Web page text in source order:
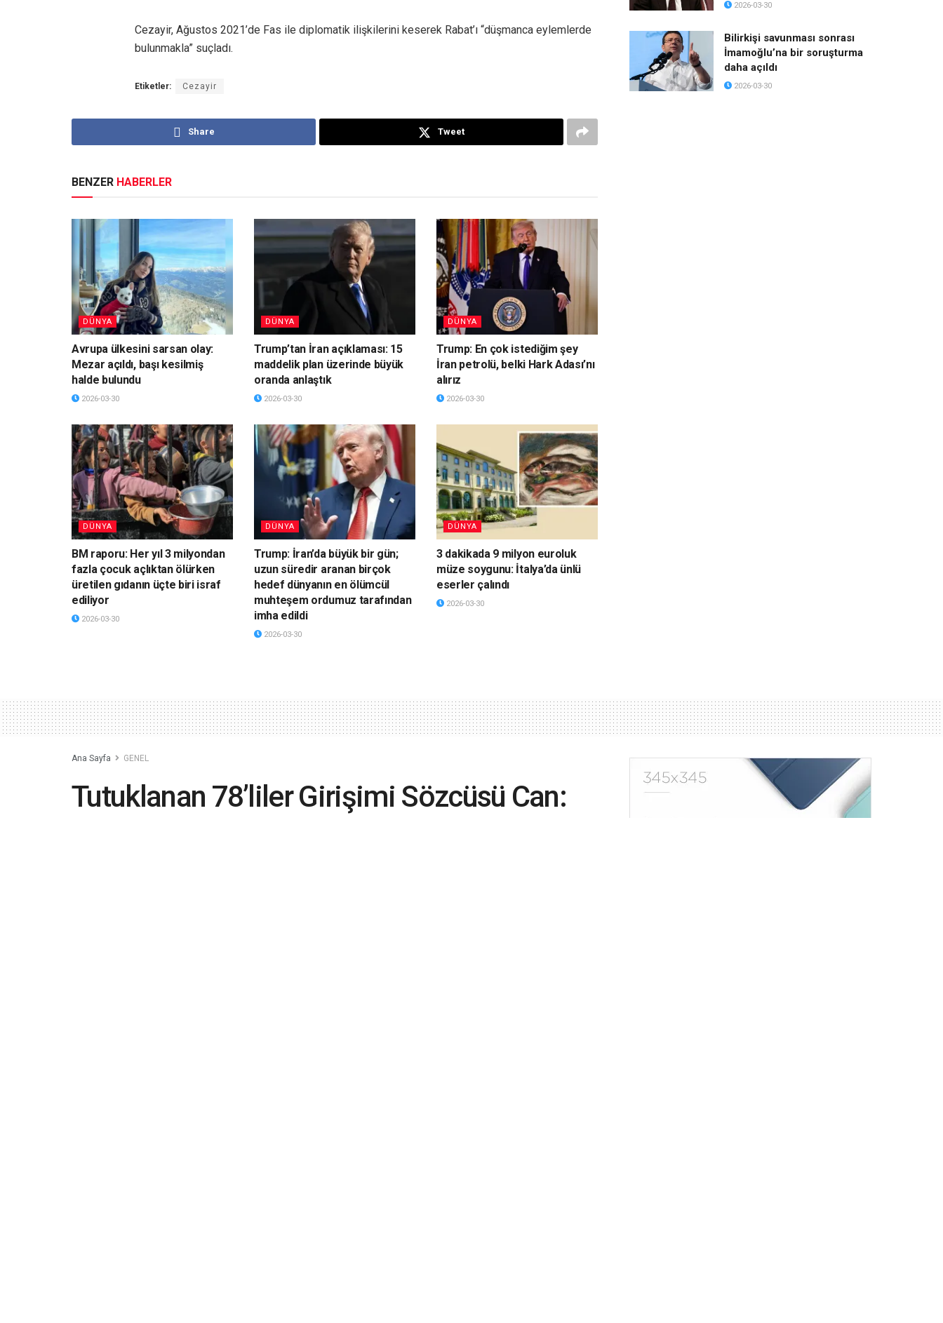
Cezayir, Ağustos 2021’de Fas ile diplomatik ilişkilerini keserek Rabat’ı “düşmanca eylemlerde
bulunmakla” suçladı.
Etiketler: Cezayir
Share Tweet
BENZER HABERLER
DÜNYA
Avrupa ülkesini sarsan olay:
Mezar açıldı, başı kesilmiş
halde bulundu
2026-03-30
DÜNYA
Trump’tan İran açıklaması: 15
maddelik plan üzerinde büyük
oranda anlaştık
2026-03-30
DÜNYA
Trump: En çok istediğim şey
İran petrolü, belki Hark Adası’nı
alırız
2026-03-30
DÜNYA
BM raporu: Her yıl 3 milyondan
fazla çocuk açlıktan ölürken
üretilen gıdanın üçte biri israf
ediliyor
2026-03-30
DÜNYA
Trump: İran’da büyük bir gün;
uzun süredir aranan birçok
hedef dünyanın en ölümcül
muhteşem ordumuz tarafından
imha edildi
2026-03-30
DÜNYA
3 dakikada 9 milyon euroluk
müze soygunu: İtalya’da ünlü
eserler çalındı
2026-03-30
2026-03-30
Bilirkişi savunması sonrası
İmamoğlu’na bir soruşturma
daha açıldı
2026-03-30
Ana Sayfa GENEL
Tutuklanan 78’liler Girişimi Sözcüsü Can: